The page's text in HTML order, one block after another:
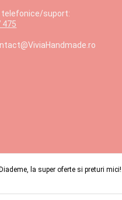
telefonice/suport:
475
la super oferte si preturi mici!